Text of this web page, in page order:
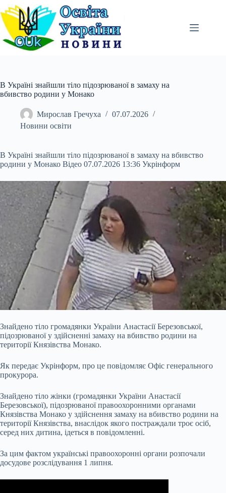
Перейти
до
вмісту
В Україні знайшли тіло підозрюваної в замаху на
вбивство родини у Монако
Мирослав Гречуха
07.07.2026
Новини освіти
В Україні знайшли тіло підозрюваної в замаху на вбивство
родини у Монако Відео 07.07.2026 13:36 Укрінформ
Знайдено тіло громадянки України Анастасії Березовської,
підозрюваної у здійсненні замаху на вбивство родини на
територіїКнязівства Монако.
Як передає Укрінформ, про це повідомляє Офіс генерального
прокурора.
Знайдено тіло жінки (громадянки України Анастасії
Березовської), підозрюваної правоохоронними органами
Князівства Монако у здійснення замаху на вбивство родини на
території Князівства, внаслідок якого постраждали троє осіб,
серед них дитина, ідеться в повідомленні.
За цим фактом українські правоохоронні органи розпочали
досудове розслідування 1 липня.